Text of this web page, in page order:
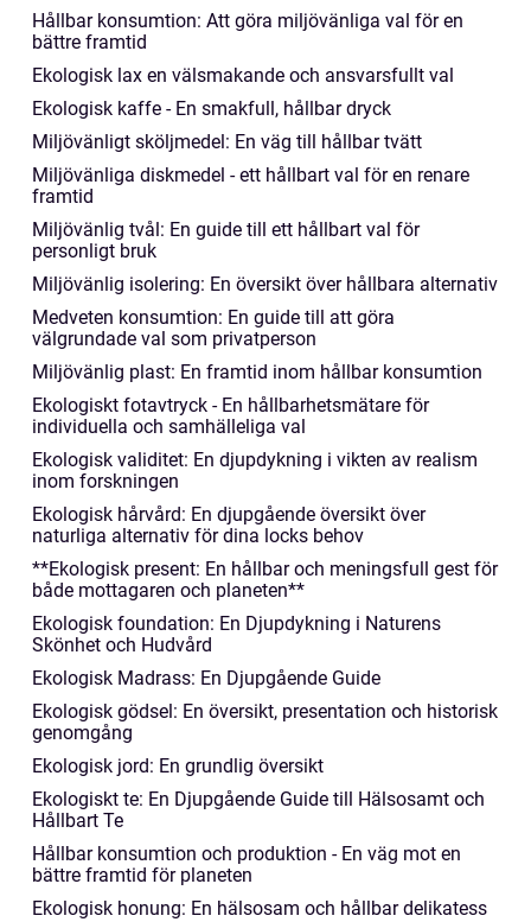
Hållbar konsumtion: Att göra miljövänliga val för en
bättre framtid
Ekologisk lax en välsmakande och ansvarsfullt val
Ekologisk kaffe - En smakfull, hållbar dryck
Miljövänligt sköljmedel: En väg till hållbar tvätt
Miljövänliga diskmedel - ett hållbart val för en renare
framtid
Miljövänlig tvål: En guide till ett hållbart val för
personligt bruk
Miljövänlig isolering: En översikt över hållbara alternativ
Medveten konsumtion: En guide till att göra
välgrundade val som privatperson
Miljövänlig plast: En framtid inom hållbar konsumtion
Ekologiskt fotavtryck - En hållbarhetsmätare för
individuella och samhälleliga val
Ekologisk validitet: En djupdykning i vikten av realism
inom forskningen
Ekologisk hårvård: En djupgående översikt över
naturliga alternativ för dina locks behov
**Ekologisk present: En hållbar och meningsfull gest för
både mottagaren och planeten**
Ekologisk foundation: En Djupdykning i Naturens
Skönhet och Hudvård
Ekologisk Madrass: En Djupgående Guide
Ekologisk gödsel: En översikt, presentation och historisk
genomgång
Ekologisk jord: En grundlig översikt
Ekologiskt te: En Djupgående Guide till Hälsosamt och
Hållbart Te
Hållbar konsumtion och produktion - En väg mot en
bättre framtid för planeten
Ekologisk honung: En hälsosam och hållbar delikatess